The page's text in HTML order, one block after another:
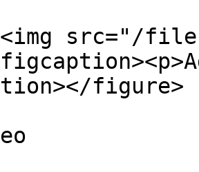
src="/files/
figure>